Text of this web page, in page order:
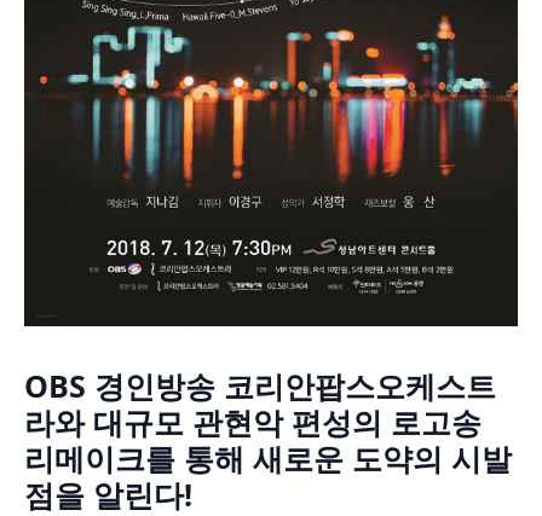
OBS 경인방송 코리안팝스오케스트
라와 대규모 관현악 편성의 로고송
리메이크를 통해 새로운 도약의 시발
점을 알린다!